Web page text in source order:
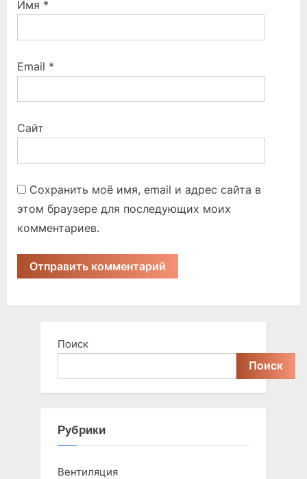
Имя *
Email *
Сайт
Сохранить моё имя, email и адрес сайта в
этом браузере для последующих моих
комментариев.
Поиск
Поиск
Рубрики
Вентиляция